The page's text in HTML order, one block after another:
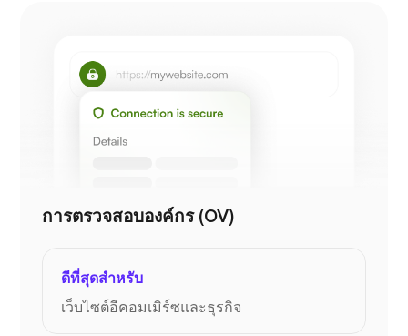
การตรวจสอบองค์กร (OV)
ดีที่สุดสำหรับ
เว็บไซต์อีคอมเมิร์ซและธุรกิจ